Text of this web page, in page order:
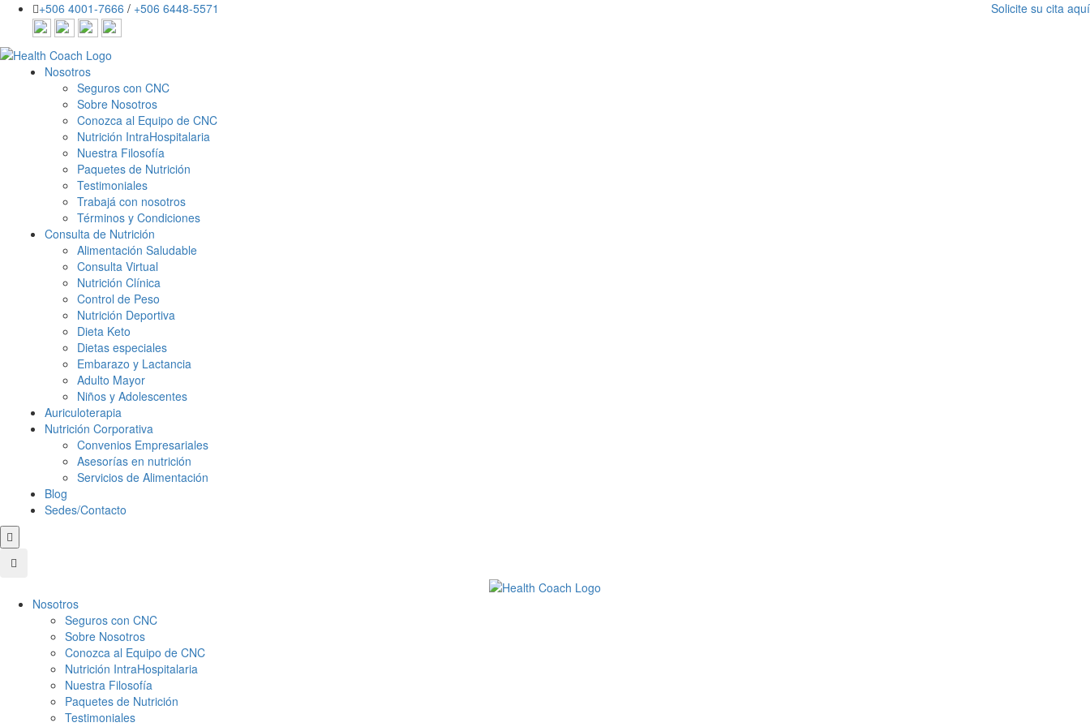
+506 4001-7666 / +506 6448-5571 Solicite su cita aquí
Nosotros
Seguros con CNC
Sobre Nosotros
Conozca al Equipo de CNC
Nutrición IntraHospitalaria
Nuestra Filosofía
Paquetes de Nutrición
Testimoniales
Trabajá con nosotros
Términos y Condiciones
Consulta de Nutrición
Alimentación Saludable
Consulta Virtual
Nutrición Clínica
Control de Peso
Nutrición Deportiva
Dieta Keto
Dietas especiales
Embarazo y Lactancia
Adulto Mayor
Niños y Adolescentes
Auriculoterapia
Nutrición Corporativa
Convenios Empresariales
Asesorías en nutrición
Servicios de Alimentación
Blog
Sedes/Contacto
Nosotros
Seguros con CNC
Sobre Nosotros
Conozca al Equipo de CNC
Nutrición IntraHospitalaria
Nuestra Filosofía
Paquetes de Nutrición
Testimoniales